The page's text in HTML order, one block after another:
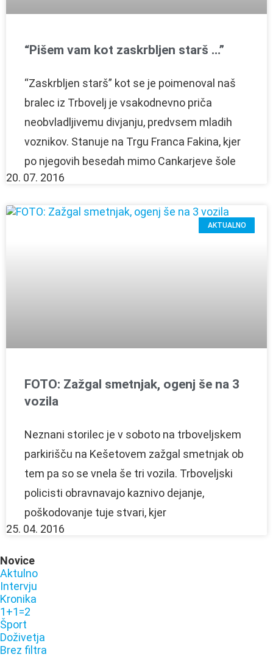
“Pišem vam kot zaskrbljen starš …”
“Zaskrbljen starš” kot se je poimenoval naš
bralec iz Trbovelj je vsakodnevno priča
neobvladljivemu divjanju, predvsem mladih
voznikov. Stanuje na Trgu Franca Fakina, kjer
po njegovih besedah mimo Cankarjeve šole
20. 07. 2016
AKTUALNO
FOTO: Zažgal smetnjak, ogenj še na 3
vozila
Neznani storilec je v soboto na trboveljskem
parkirišču na Kešetovem zažgal smetnjak ob
tem pa so se vnela še tri vozila. Trboveljski
policisti obravnavajo kaznivo dejanje,
poškodovanje tuje stvari, kjer
25. 04. 2016
Novice
Aktulno
Intervju
Kronika
1+1=2
Šport
Doživetja
Brez filtra